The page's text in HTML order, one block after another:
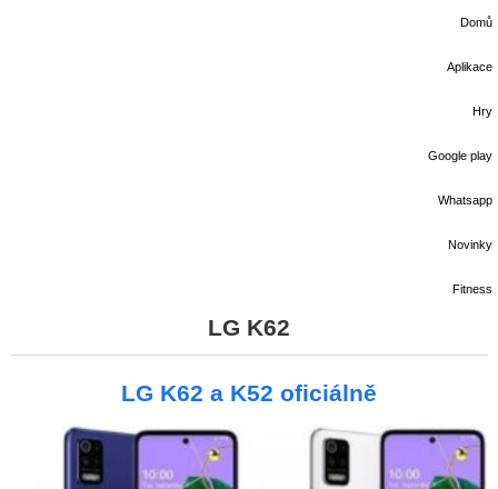
Domů
Aplikace
Hry
Google play
Whatsapp
Novinky
Fitness
LG K62
LG K62 a K52 oficiálně